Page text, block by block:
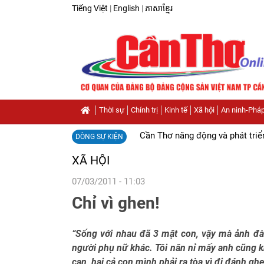
Tiếng Việt | English | ភាសាខ្មែរ
Thời sự Chính trị Kinh tế Xã hội An ninh-
DÒNG SỰ KIỆN Cần Thơ năng động và phát
XÃ HỘI
07/03/2011 - 11:03
Chỉ vì ghen!
“Sống với nhau đã 3 mặt con, vậy mà ảnh
người phụ nữ khác. Tôi năn nỉ mấy anh cũng